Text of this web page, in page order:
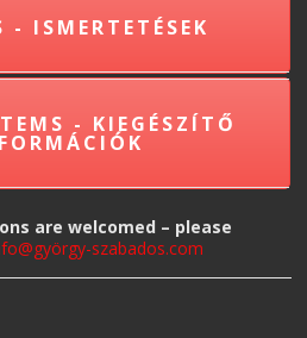
- ISMERTETÉSEK
- KIEGÉSZÍTŐ
are welcomed – please
szabados.com